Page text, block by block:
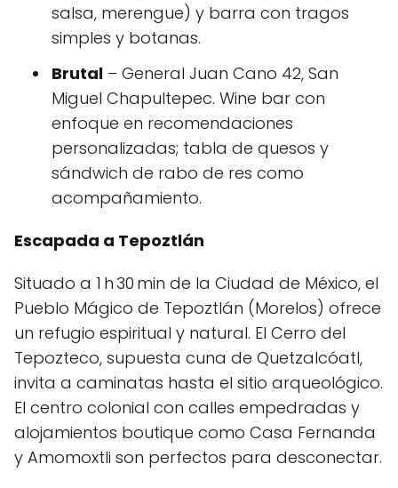
salsa, merengue) y barra con tragos
simples y botanas.
Brutal – General Juan Cano 42, San
Miguel Chapultepec. Wine bar con
enfoque en recomendaciones
personalizadas; tabla de quesos y
sándwich de rabo de res como
acompañamiento.
Escapada a Tepoztlán
Situado a 1 h 30 min de la Ciudad de México, el
Pueblo Mágico de Tepoztlán (Morelos) ofrece
un refugio espiritual y natural. El Cerro del
Tepozteco, supuesta cuna de Quetzalcóatl,
invita a caminatas hasta el sitio arqueológico.
El centro colonial con calles empedradas y
alojamientos boutique como Casa Fernanda
y Amomoxtli son perfectos para desconectar.